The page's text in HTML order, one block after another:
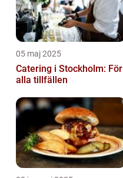
05 maj 2025
Catering i Stockholm: För
alla tillfällen